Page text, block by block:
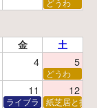
どうわ
金 土
4 5
どうわ
11 12
ライブラリーシアター
紙芝居と折